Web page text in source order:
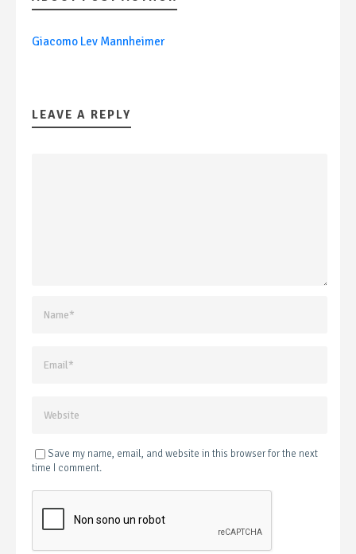
Giacomo Lev Mannheimer
LEAVE A REPLY
Save my name, email, and website in this browser for the next
time I comment.